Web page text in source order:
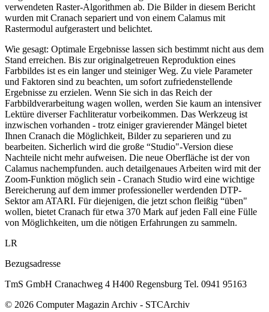
verwendeten Raster-Algorithmen ab. Die Bilder in diesem Bericht
wurden mit Cranach separiert und von einem Calamus mit
Rastermodul aufgerastert und belichtet.
Wie gesagt: Optimale Ergebnisse lassen sich bestimmt nicht aus dem
Stand erreichen. Bis zur originalgetreuen Reproduktion eines
Farbbildes ist es ein langer und steiniger Weg. Zu viele Parameter
und Faktoren sind zu beachten, um sofort zufriedenstellende
Ergebnisse zu erzielen. Wenn Sie sich in das Reich der
Farbbildverarbeitung wagen wollen, werden Sie kaum an intensiver
Lektüre diverser Fachliteratur vorbeikommen. Das Werkzeug ist
inzwischen vorhanden - trotz einiger gravierender Mängel bietet
Ihnen Cranach die Möglichkeit, Bilder zu separieren und zu
bearbeiten. Sicherlich wird die große “Studio"-Version diese
Nachteile nicht mehr aufweisen. Die neue Oberfläche ist der von
Calamus nachempfunden. auch detailgenaues Arbeiten wird mit der
Zoom-Funktion möglich sein - Cranach Studio wird eine wichtige
Bereicherung auf dem immer professioneller werdenden DTP-
Sektor am ATARI. Für diejenigen, die jetzt schon fleißig “üben"
wollen, bietet Cranach für etwa 370 Mark auf jeden Fall eine Fülle
von Möglichkeiten, um die nötigen Erfahrungen zu sammeln.
LR
Bezugsadresse
TmS GmbH Cranachweg 4 H400 Regensburg Tel. 0941 95163
© 2026 Computer Magazin Archiv - STCArchiv